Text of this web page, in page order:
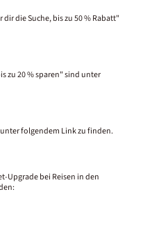
dir die Suche, bis zu 50 % Rabatt"
zu 20 % sparen" sind unter
unter folgendem Link zu finden.
Upgrade bei Reisen in den